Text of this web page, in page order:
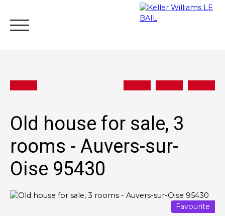
Achat Vente Rent Rental
Estimate
Old house for sale, 3
rooms - Auvers-sur-
Oise 95430
Favourite